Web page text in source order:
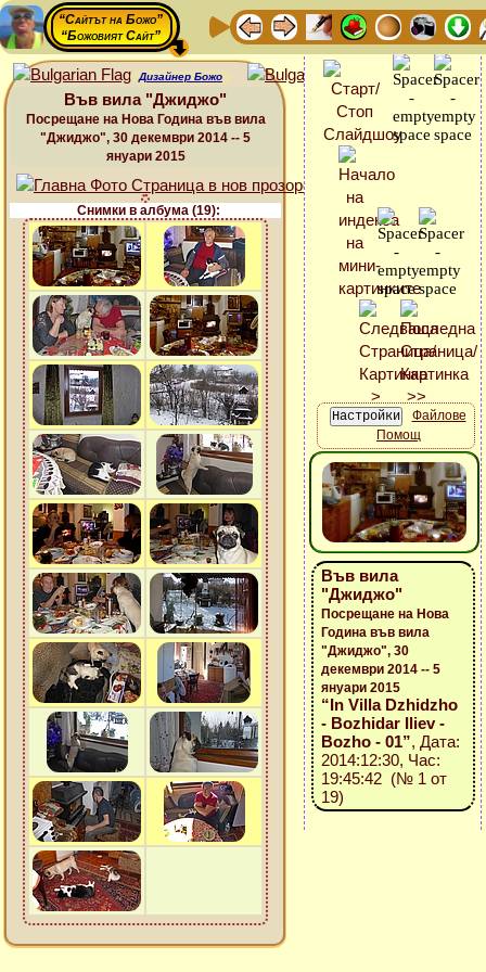
“Сайтът на Божо”
“Божовият Сайт”
Дизайнер Божо
Във вила "Джиджо"
Посрещане на Нова Година във вила
"Джиджо", 30 декември 2014 -- 5
януари 2015
Снимки в албума (19):
Файлове
Помощ
Във вила
"Джиджо"
Посрещане на Нова
Година във вила
"Джиджо", 30
декември 2014 -- 5
януари 2015
“In Villa Dzhidzho
- Bozhidar Iliev -
Bozho - 01”, Дата:
2014:12:30, Час:
19:45:42 (№ 1 от
19)